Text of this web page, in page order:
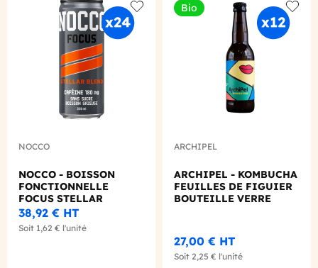
Add to wishlist
NOCCO
NOCCO - BOISSON
FONCTIONNELLE
FOCUS STELLAR
CANETTE 330ML X24
38,92 € HT
Soit 1,62 € l'unité
Bio
Add
ARCHIPEL
ARCHIPEL - KOMBUCHA
FEUILLES DE FIGUIER
BOUTEILLE VERRE
27,00 € HT
Soit 2,25 € l'unité